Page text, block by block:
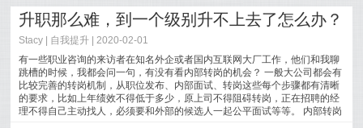
升职那么难，到一个级别升不上去了怎么办？
Stacy 自我提升 | 2020-02-01
有一些职业咨询的来访者在知名外企或者国内互联网大厂工作，他们和我聊
跳槽的时候，我都会问一句，有没有看内部转岗的机会？ 一般大公司都会有
比较完善的转岗机制，从职位发布、内部面试、转岗这些每个步骤都有清晰
的要求，比如上年绩效不得低于多少，原上司不得阻碍转岗，正在招聘的经
理不得自己主动找人，必须要和外部的候选人一起公平面试等等。 内部转岗